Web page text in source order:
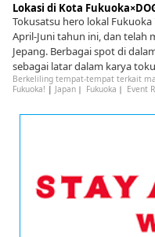
Lokasi di Kota
Tokusatsu hero lokal Fukuoka
April-Juni tahun ini, dan telah
Jepang. Berbagai spot di
sebagai latar dalam karya
Berkeliling tempat-tempat terkait
Fukuoka! | Japan｜ Fukuoka ｜ Event